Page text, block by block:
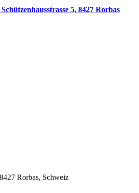
5, 8427 Rorbas
Rorbas, Schweiz